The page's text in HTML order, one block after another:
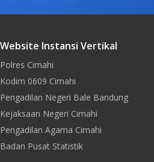
Website Instansi Vertikal
Polres Cimahi
Kodim 0609 Cimahi
Pengadilan Negeri Bale Bandung
Kejaksaan Negeri Cimahi
Pengadilan Agama Cimahi
Badan Pusat Statistik